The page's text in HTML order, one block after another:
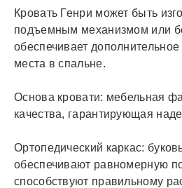
Кровать Генри может быть
подъемным механизмом или
обеспечивает
места в спальне.
Основа кровати: мебельная
качества, гарантирующая
Ортопедический каркас:
обеспечивают равномерную
способствуют правильному